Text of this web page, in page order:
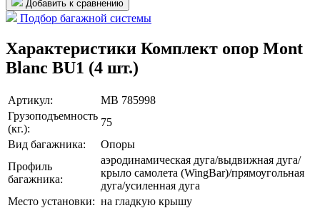
Добавить к сравнению
Подбор багажной системы
Характеристики Комплект опор Mont
Blanc BU1 (4 шт.)
Артикул:
MB 785998
Грузоподъемность
(кг.):
75
Вид багажника:
Опоры
Профиль
багажника:
аэродинамическая дуга/выдвижная дуга/
крыло самолета (WingBar)/прямоугольная
дуга/усиленная дуга
Место установки: на гладкую крышу